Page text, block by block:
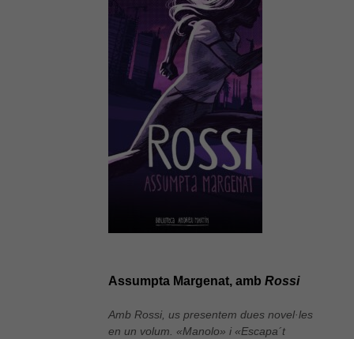
Assumpta Margenat, ambRossi
Amb Rossi, us presentem dues novel·les
en un volum. «Manolo» i «Escapa´t